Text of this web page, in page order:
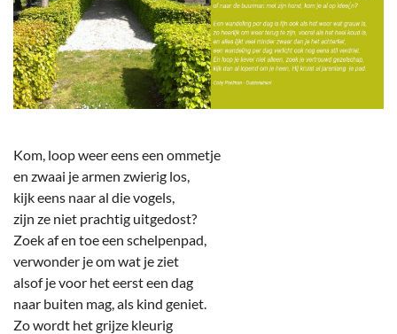
Kom, loop weer eens een ommetje
en zwaai je armen zwierig los,
kijk eens naar al die vogels,
zijn ze niet prachtig uitgedost?
Zoek af en toe een schelpenpad,
verwonder je om wat je ziet
alsof je voor het eerst een dag
naar buiten mag, als kind geniet.
Zo wordt het grijze kleurig